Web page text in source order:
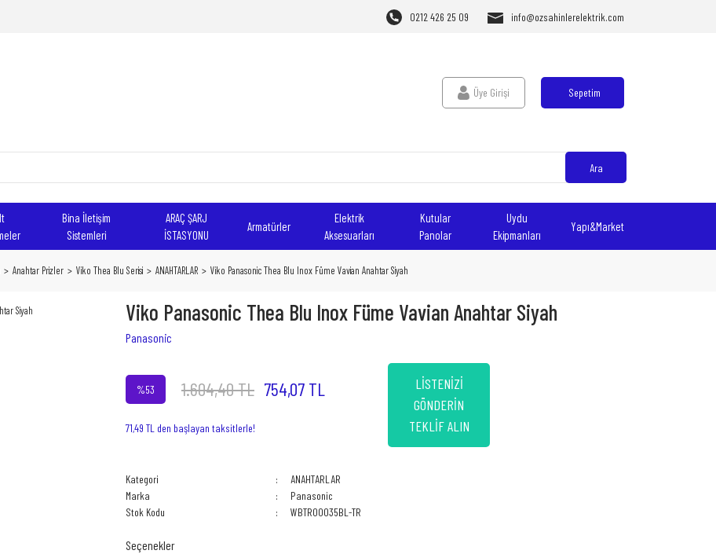
0212 426 25 09 info@ozsahinlerelektrik.com
Üye Girişi Sepetim
Ara
Bina İletişim
Sistemleri
ARAÇ ŞARJ
İSTASYONU
Armatürler
Elektrik
Aksesuarları
Kutular
Panolar
Uydu
Ekipmanları
Yapı&Market
Anahtar Prizler Viko Thea Blu Serisi ANAHTARLAR Viko Panasonic Thea Blu Inox Füme Vavian Anahtar Siyah
Viko Panasonic Thea Blu Inox Füme Vavian Anahtar Siyah
Panasonic
%53 1.604,40 TL 754,07 TL
71,49 TL den başlayan taksitlerle!
LİSTENİZİ
GÖNDERİN
TEKLİF ALIN
Kategori
ANAHTARLAR
Marka
Panasonic
Stok Kodu
WBTR00035BL-TR
Seçenekler